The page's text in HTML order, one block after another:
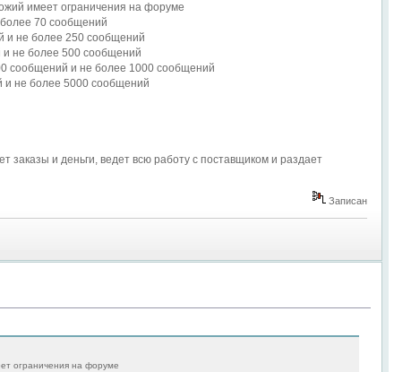
имеет ограничения на форуме
70 сообщений
и не более 250 сообщений
не более 500 сообщений
сообщений и не более 1000 сообщений
не более 5000 сообщений
заказы и деньги, ведет всю работу с поставщиком и раздает
Записан
ограничения на форуме